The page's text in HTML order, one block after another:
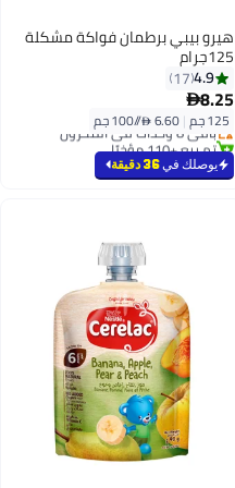
هيرو بيبي برطمان فواكة مشكلة
125جرام
4.9
17
8.25
125 جم |باقي 8 وحدات في المخزون
تم بيع +110 مؤخرًا
باقي 8 وحدات في المخزون
يوصلك في36 دقيقة